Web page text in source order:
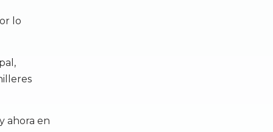
lo
ahora en